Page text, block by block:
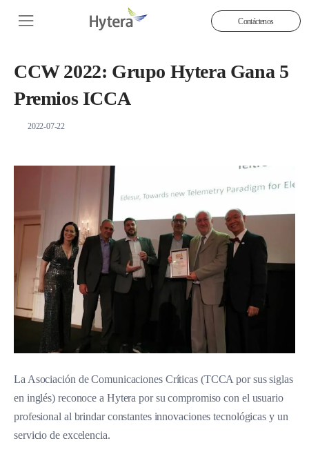
Contáctenos
CCW 2022: Grupo Hytera Gana 5
Premios ICCA
2022-07-22
La Asociación de Comunicaciones Críticas (TCCA por sus siglas
en inglés) reconoce a Hytera por su compromiso con el usuario
profesional al brindar constantes innovaciones tecnológicas y un
servicio de excelencia.